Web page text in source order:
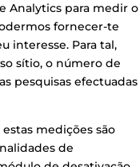
Analytics para medir o
fornecer-te
interesse. Para tal,
sítio, o número de
pesquisas efectuadas
medições são
de